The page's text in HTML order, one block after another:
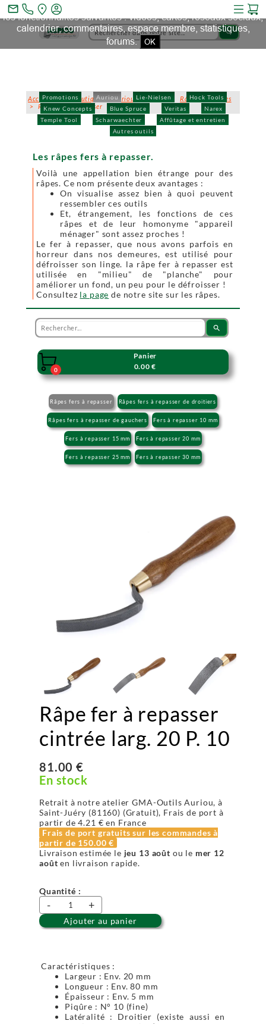
search
Promotions Auriou Lie-Nielsen
Hock Tools
Knew Concepts
Blue Spruce Veritas
Narex
Temple Tool
Scharwaechter
Affûtage et entretien
Autres outils
Accueil>La boutique>Auriou >Râpes>Râpes classiques
> Râpes fers à repasser
Les râpes fers à repasser.
Voilà une appellation bien étrange pour des
râpes. Ce nom présente deux avantages :
On visualise assez bien à quoi peuvent
ressembler ces outils
Et, étrangement, les fonctions de ces
râpes et de leur homonyme "appareil
ménager" sont assez proches !
Le fer à repasser, que nous avons parfois en
horreur dans nos demeures, est utilisé pour
défroisser son linge. la râpe fer à repasser est
utilisée en "milieu" de "planche" pour
améliorer un fond, un peu pour le défroisser !
Consultez la page de notre site sur les râpes.
search

0
Panier
0.00 €
Râpes fers à repasser Râpes fers à repasser de droitiers
Râpes fers à repasser de gauchers Fers à repasser 10 mm
Fers à repasser 15 mm Fers à repasser 20 mm
Fers à repasser 25 mm Fers à repasser 30 mm
Râpe fer à repasser
cintrée larg. 20 P. 10
81.00 €
En stock
Retrait à notre atelier GMA-Outils Auriou, à
Saint-Juéry (81160) (Gratuit), Frais de port à
partir de4.21 € en France
Frais de port gratuits sur les commandes à
partir de 150.00 €
Livraison estimée le jeu 13 août ou le mer 12
août en livraison rapide.
Quantité :
- +
Ajouter au panier
Caractéristiques :
Largeur : Env. 20 mm
Longueur : Env. 80 mm
Épaisseur : Env. 5 mm
Piqûre : N° 10 (fine)
Latéralité : Droitier (existe aussi en
mail_outline
Ce site et des sites tiers qu'il utilise collectent des cookies pour
les fonctionnalités suivantes : vidéos, cartes, réseaux sociaux,
calendrier, commentaires, espace membre, statistiques,
forums. OK